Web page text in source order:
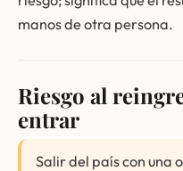
manos de otra persona.
Riesgo al
entrar
Salir del país con una